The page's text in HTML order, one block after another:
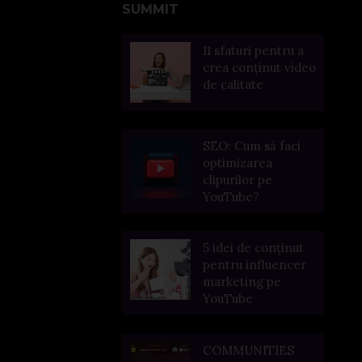
SUMMIT
11 sfaturi pentru a
crea conținut video
de calitate
SEO: Cum să faci
optimizarea
clipurilor pe
YouTube?
5 idei de conținut
pentru influencer
marketing pe
YouTube
COMMUNITIES